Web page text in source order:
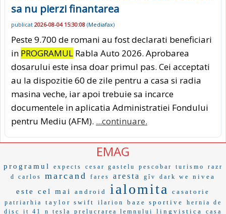
sa nu pierzi finantarea
publicat 2026-08-04 15:30:08 (Mediafax)
Peste 9.700 de romani au fost declarati beneficiari
in PROGRAMUL Rabla Auto 2026. Aprobarea
dosarului este insa doar primul pas. Cei acceptati
au la dispozitie 60 de zile pentru a casa si radia
masina veche, iar apoi trebuie sa incarce
documentele in aplicatia Administratiei Fondului
pentru Mediu (AFM). ...continuare.
EMAG
programul expects cesar gastelu pescobar turismo
razr
d carlos
marcand fares aresta gîv dark we nivea
este cel mai android ialomita casatorie
patriarhia taylor swift ilarion baze sportive
hernia de
disc
it 41 n tesla prelucrarea lemnului lingvistica casa